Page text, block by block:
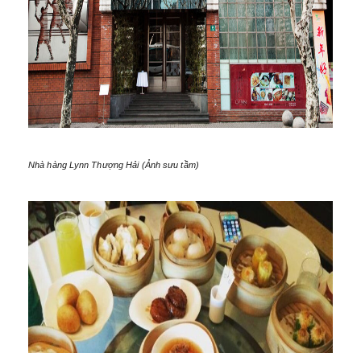
Nhà hàng Lynn Thượng Hải (Ảnh sưu tầm)